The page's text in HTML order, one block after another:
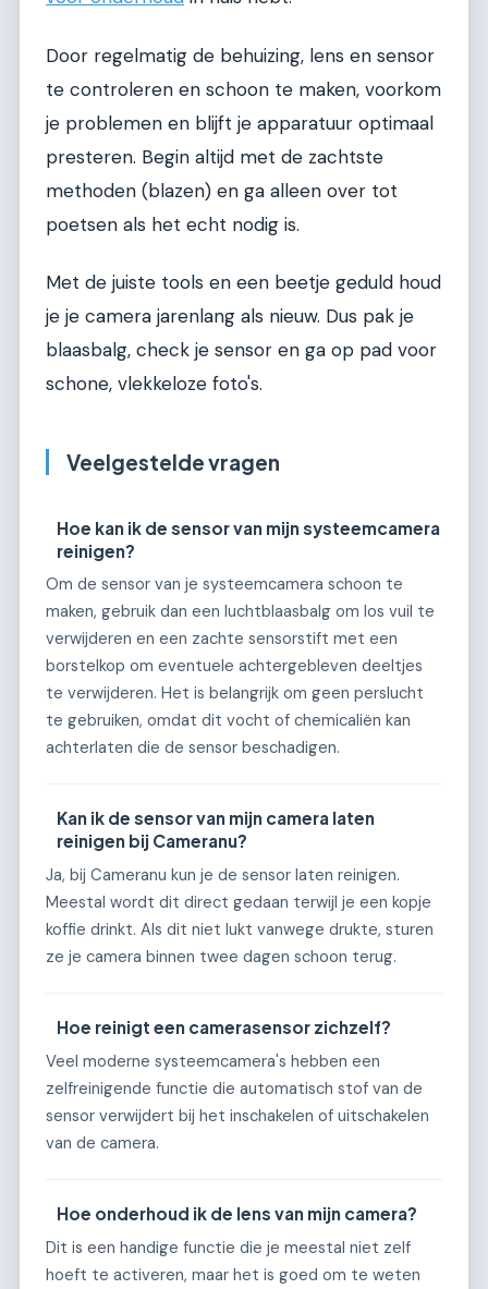
Door regelmatig de behuizing, lens en sensor
te controleren en schoon te maken, voorkom
je problemen en blijft je apparatuur optimaal
presteren. Begin altijd met de zachtste
methoden (blazen) en ga alleen over tot
poetsen als het echt nodig is.
Met de juiste tools en een beetje geduld houd
je je camera jarenlang als nieuw. Dus pak je
blaasbalg, check je sensor en ga op pad voor
schone, vlekkeloze foto's.
Veelgestelde vragen
Hoe kan ik de sensor van mijn systeemcamera
reinigen?
Om de sensor van je systeemcamera schoon te
maken, gebruik dan een luchtblaasbalg om los vuil te
verwijderen en een zachte sensorstift met een
borstelkop om eventuele achtergebleven deeltjes
te verwijderen. Het is belangrijk om geen perslucht
te gebruiken, omdat dit vocht of chemicaliën kan
achterlaten die de sensor beschadigen.
Kan ik de sensor van mijn camera laten
reinigen bij Cameranu?
Ja, bij Cameranu kun je de sensor laten reinigen.
Meestal wordt dit direct gedaan terwijl je een kopje
koffie drinkt. Als dit niet lukt vanwege drukte, sturen
ze je camera binnen twee dagen schoon terug.
Hoe reinigt een camerasensor zichzelf?
Veel moderne systeemcamera's hebben een
zelfreinigende functie die automatisch stof van de
sensor verwijdert bij het inschakelen of uitschakelen
van de camera.
Hoe onderhoud ik de lens van mijn camera?
Dit is een handige functie die je meestal niet zelf
hoeft te activeren, maar het is goed om te weten